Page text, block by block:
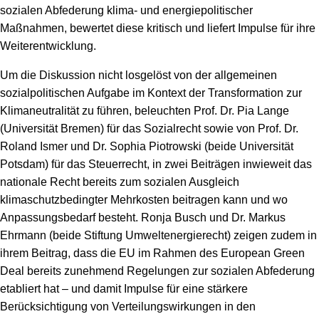
sozialen Abfederung klima- und energiepolitischer
Maßnahmen, bewertet diese kritisch und liefert Impulse für ihre
Weiterentwicklung.
Um die Diskussion nicht losgelöst von der allgemeinen
sozialpolitischen Aufgabe im Kontext der Transformation zur
Klimaneutralität zu führen, beleuchten Prof. Dr. Pia Lange
(Universität Bremen) für das Sozialrecht sowie von Prof. Dr.
Roland Ismer und Dr. Sophia Piotrowski (beide Universität
Potsdam) für das Steuerrecht, in zwei Beiträgen inwieweit das
nationale Recht bereits zum sozialen Ausgleich
klimaschutzbedingter Mehrkosten beitragen kann und wo
Anpassungsbedarf besteht. Ronja Busch und Dr. Markus
Ehrmann (beide Stiftung Umweltenergierecht) zeigen zudem in
ihrem Beitrag, dass die EU im Rahmen des European Green
Deal bereits zunehmend Regelungen zur sozialen Abfederung
etabliert hat – und damit Impulse für eine stärkere
Berücksichtigung von Verteilungswirkungen in den